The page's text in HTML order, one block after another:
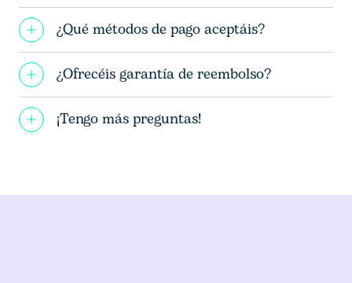
¿Qué métodos de pago aceptáis?
¿Ofrecéis garantía de reembolso?
¡Tengo más preguntas!